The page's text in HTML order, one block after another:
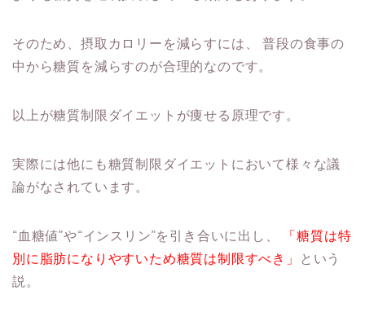
そのため、摂取カロリーを減らすには、
普段の食事の
中から糖質を減らすのが合理的なのです。
以上が糖質制限ダイエットが痩せる原理です。
実際には他にも糖質制限ダイエットにおいて様々な議
論がなされています。
“血糖値”や“インスリン”を引き合いに出し、
「糖質は特
別に脂肪になりやすいため糖質は制限すべき」
という
説。